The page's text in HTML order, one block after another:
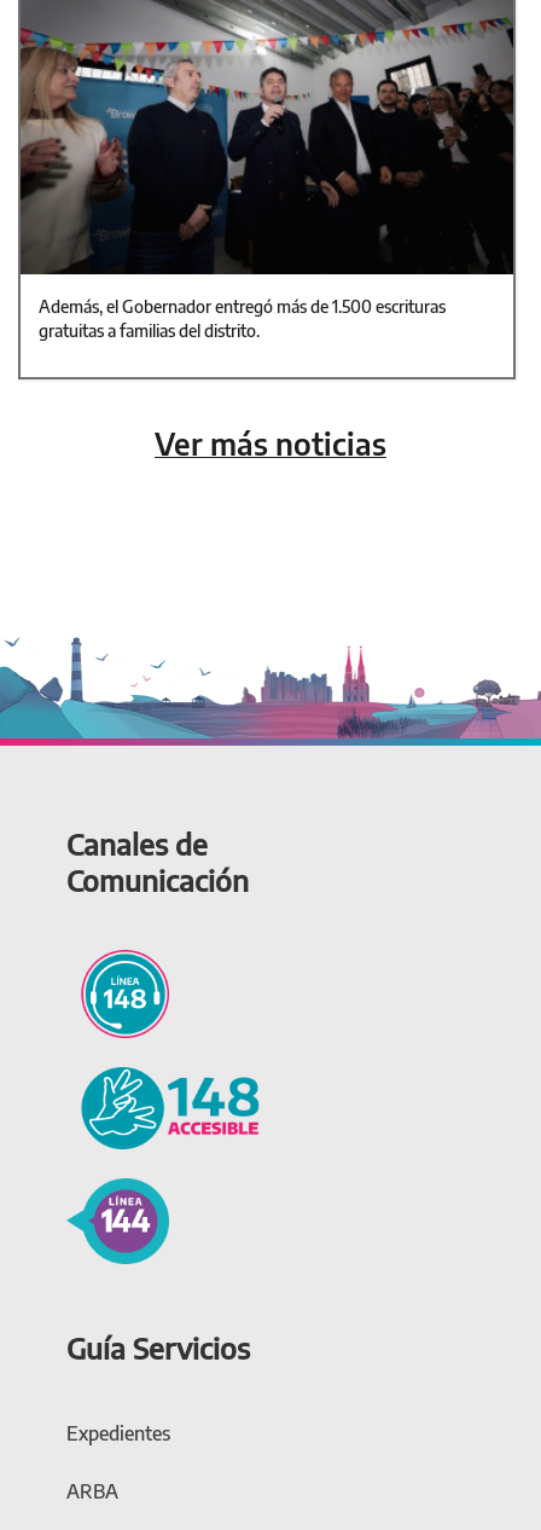
Además, el Gobernador entregó más de 1.500 escrituras
gratuitas a familias del distrito.
Ver más noticias
Canales de
Comunicación
Guía Servicios
Expedientes
ARBA